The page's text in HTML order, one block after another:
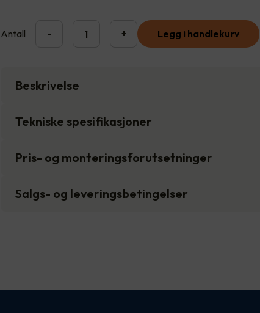
Antall - + Legg i handlekurv
Beskrivelse
Tekniske spesifikasjoner
Pris- og monteringsforutsetninger
Salgs- og leveringsbetingelser